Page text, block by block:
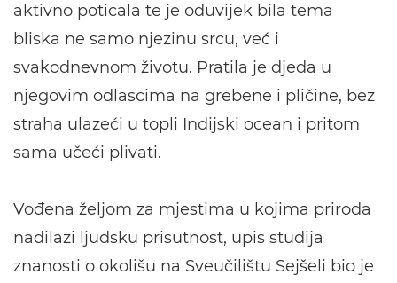
aktivno poticala te je oduvijek bila tema
bliska ne samo njezinu srcu, već i
svakodnevnom životu. Pratila je djeda u
njegovim odlascima na grebene i pličine, bez
straha ulazeći u topli Indijski ocean i pritom
sama učeći plivati.
Vođena željom za mjestima u kojima priroda
nadilazi ljudsku prisutnost, upis studija
znanosti o okolišu na Sveučilištu Sejšeli bio je